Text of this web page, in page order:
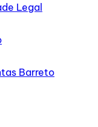
Legal
Barreto